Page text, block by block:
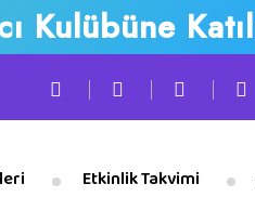
Kulübüne
Etkinlik Takvimi